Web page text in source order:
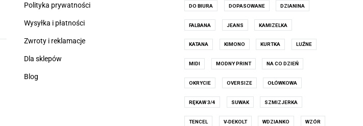
Polityka prywatności
Wysyłka i płatności
Zwroty i reklamacje
Dla sklepów
Blog
DO BIURA DOPASOWANE DZIANINA
FALBANA JEANS KAMIZELKA
KATANA KIMONO KURTKA LUŹNE
MIDI MODNY PRINT NA CO DZIEŃ
OKRYCIE OVERSIZE OŁÓWKOWA
RĘKAW 3/4 SUWAK SZMIZJERKA
TENCEL V-DEKOLT WDZIANKO WZÓR